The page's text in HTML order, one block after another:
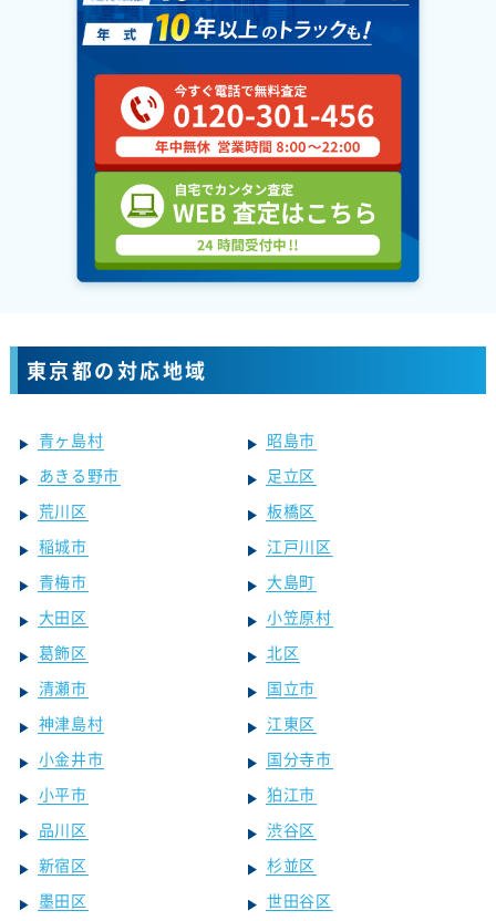
東京都の対応地域
青ヶ島村
昭島市
あきる野市
足立区
荒川区
板橋区
稲城市
江戸川区
青梅市
大島町
大田区
小笠原村
葛飾区
北区
清瀬市
国立市
神津島村
江東区
小金井市
国分寺市
小平市
狛江市
品川区
渋谷区
新宿区
杉並区
墨田区
世田谷区